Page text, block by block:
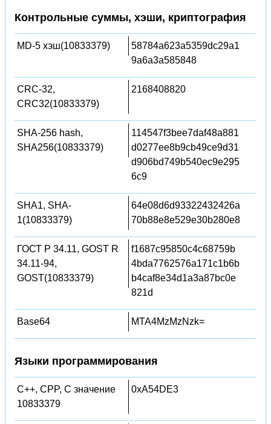
Контрольные суммы, хэши, криптография
MD-5 хэш(10833379)
58784a623a5359dc29a1
9a6a3a585848
CRC-32,
CRC32(10833379)
2168408820
SHA-256 hash,
SHA256(10833379)
114547f3bee7daf48a881
d0277ee8b9cb49ce9d31
d906bd749b540ec9e295
6c9
SHA1, SHA-
1(10833379)
64e08d6d93322432426a
70b88e8e529e30b280e8
ГОСТ Р 34.11, GOST R
34.11-94,
GOST(10833379)
f1687c95850c4c68759b
4bda7762576a171c1b6b
b4caf8e34d1a3a87bc0e
821d
Base64 MTA4MzMzNzk=
Языки программирования
C++, CPP, C значение
10833379
0xA54DE3